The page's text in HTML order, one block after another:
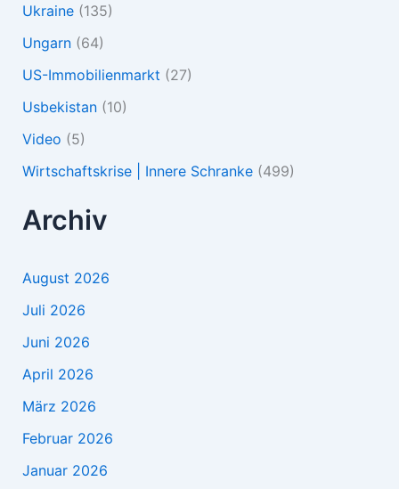
Ukraine(135)
Ungarn(64)
US-Immobilienmarkt (27)
Usbekistan(10)
Video (5)
Wirtschaftskrise | Innere Schranke(499)
Archiv
August 2026
Juli 2026
Juni 2026
April 2026
März 2026
Februar 2026
Januar 2026